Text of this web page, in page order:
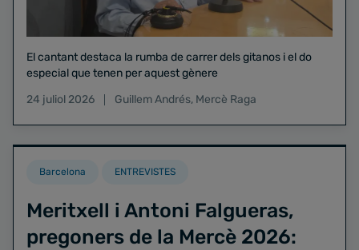
El cantant destaca la rumba de carrer dels gitanos i el do
especial que tenen per aquest gènere
24 juliol 2026
Guillem Andrés, Mercè Raga
Barcelona ENTREVISTES
Meritxell i Antoni Falgueras,
pregoners de la Mercè 2026: